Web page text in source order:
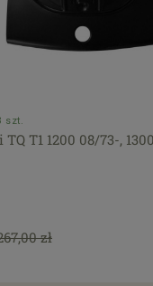
szt.
T1 1200 08/73-,
zł